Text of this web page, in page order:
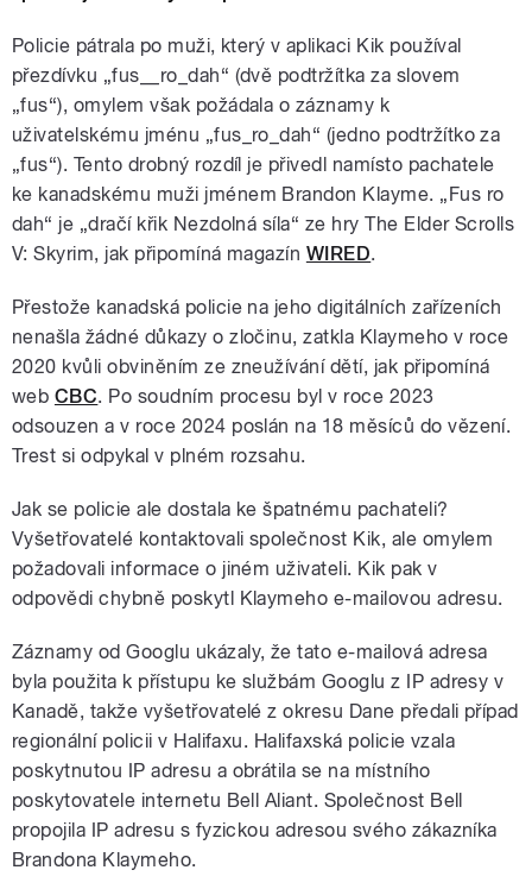
Policie pátrala po muži, který v aplikaci Kik používal
přezdívku „fus__ro_dah“ (dvě podtržítka za slovem
„fus“), omylem však požádala o záznamy k
uživatelskému jménu „fus_ro_dah“ (jedno podtržítko za
„fus“). Tento drobný rozdíl je přivedl namísto pachatele
ke kanadskému muži jménem Brandon Klayme. „Fus ro
dah“ je „dračí křik Nezdolná síla“ ze hry The Elder Scrolls
V: Skyrim, jak připomíná magazín WIRED.
Přestože kanadská policie na jeho digitálních zařízeních
nenašla žádné důkazy o zločinu, zatkla Klaymeho v roce
2020 kvůli obviněním ze zneužívání dětí, jak připomíná
web CBC. Po soudním procesu byl v roce 2023
odsouzen a v roce 2024 poslán na 18 měsíců do vězení.
Trest si odpykal v plném rozsahu.
Jak se policie ale dostala ke špatnému pachateli?
Vyšetřovatelé kontaktovali společnost Kik, ale omylem
požadovali informace o jiném uživateli. Kik pak v
odpovědi chybně poskytl Klaymeho e-mailovou adresu.
Záznamy od Googlu ukázaly, že tato e-mailová adresa
byla použita k přístupu ke službám Googlu z IP adresy v
Kanadě, takže vyšetřovatelé z okresu Dane předali případ
regionální policii v Halifaxu. Halifaxská policie vzala
poskytnutou IP adresu a obrátila se na místního
poskytovatele internetu Bell Aliant. Společnost Bell
propojila IP adresu s fyzickou adresou svého zákazníka
Brandona Klaymeho.